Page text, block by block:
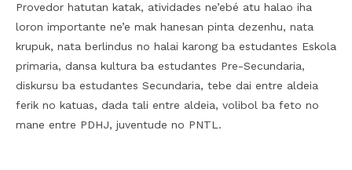
Provedor hatutan katak, atividades ne’ebé atu halao iha
loron importante ne’e mak hanesan pinta dezenhu, nata
krupuk, nata berlindus no halai karong ba estudantes Eskola
primaria, dansa kultura ba estudantes Pre-Secundaria,
diskursu ba estudantes Secundaria, tebe dai entre aldeia
ferik no katuas, dada tali entre aldeia, volibol ba feto no
mane entre PDHJ, juventude no PNTL.